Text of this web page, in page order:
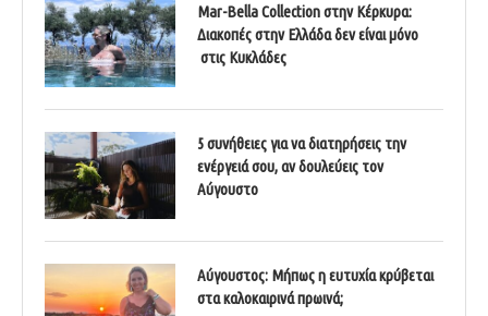
Mar-Bella Collection στην Κέρκυρα:
Διακοπές στην Ελλάδα δεν είναι μόνο
στις Κυκλάδες
5 συνήθειες για να διατηρήσεις την
ενέργειά σου, αν δουλεύεις τον
Αύγουστο
Αύγουστος: Μήπως η ευτυχία κρύβεται
στα καλοκαιρινά πρωινά;